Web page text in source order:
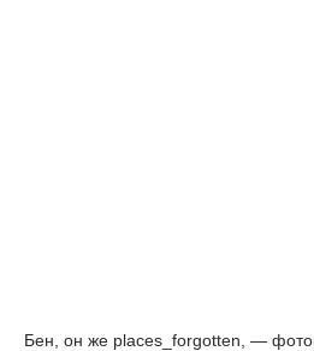
Бен, он же places_forgotten, —